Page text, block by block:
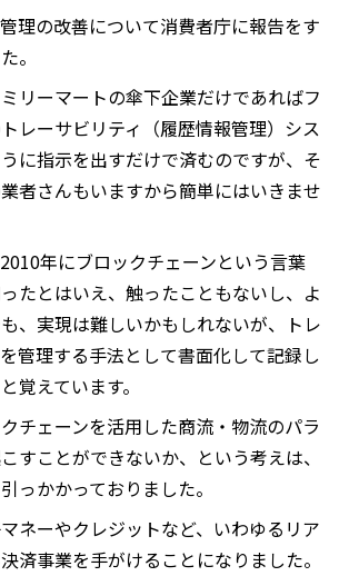
理の改善について消費者庁に報告をす
。
リーマートの傘下企業だけであればフ
レーサビリティ（履歴情報管理）シス
に指示を出すだけで済むのですが、そ
者さんもいますから簡単にはいきませ
年にブロックチェーンという言葉
たとはいえ、触ったこともないし、よ
、実現は難しいかもしれないが、トレ
管理する手法として書面化して記録し
覚えています。
チェーンを活用した商流・物流のパラ
すことができないか、という考えは、
っかかっておりました。
ネーやクレジットなど、いわゆるリア
済事業を手がけることになりました。